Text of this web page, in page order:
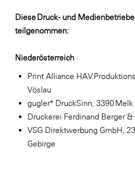
Diese Druck- und
teilgenommen:
Niederösterreich
Print Alliance HAV
Vöslau
gugler* DruckSinn, 3390 Melk
Druckerei Ferdinand Berger
VSG Direktwerbung GmbH,
Gebirge